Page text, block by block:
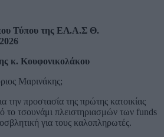
Τύπου της ΕΛ.Α.Σ Θ.
κ. Κουφονικολάκου
Μαρινάκης;
προστασία της πρώτης κατοικίας
το τσουνάμι πλειστηριασμών των funds
για τους καλοπληρωτές.